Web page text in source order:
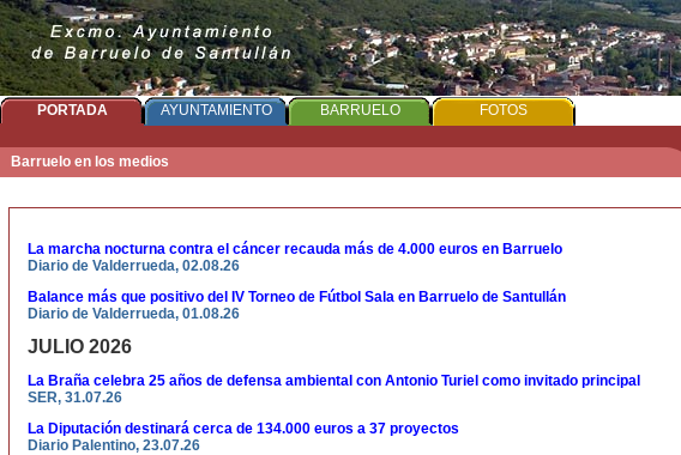
PORTADA AYUNTAMIENTO BARRUELO FOTOS
Barruelo en los medios
La marcha nocturna contra el cáncer recauda más de 4.000 euros en Barruelo
Diario de Valderrueda, 02.08.26
Balance más que positivo del IV Torneo de Fútbol Sala en Barruelo de Santullán
Diario de Valderrueda, 01.08.26
JULIO 2026
La Braña celebra 25 años de defensa ambiental con Antonio Turiel como invitado principal
SER, 31.07.26
La Diputación destinará cerca de 134.000 euros a 37 proyectos
Diario Palentino, 23.07.26